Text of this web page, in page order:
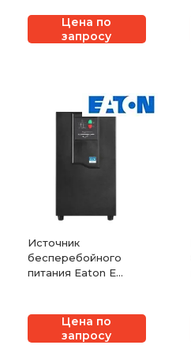
Цена по
запросу
Источник
бесперебойного
питания Eaton E
Цена по
запросу